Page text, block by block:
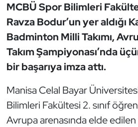
MCBÜ Spor Bilimleri
Ravza Bodur’un yer aldığı
Badminton Milli Takımı,
Takım Şampiyonası’nda
bir başarıya imza attı.
Manisa Celal Bayar
Bilimleri Fakültesi 2. sınıf
Avrupa arenasında elde
Curling
Dağcılık
Dans Sporları
Dövüş Sanatı
E-Spor